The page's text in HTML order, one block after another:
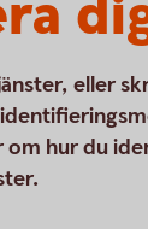
eller
om hur du